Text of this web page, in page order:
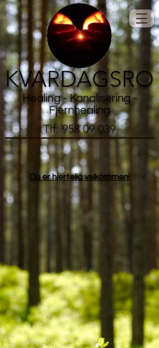
Tlf: 958 09 039
KVARDAGSRO
Healing - Kanalisering -
Fjernhealing
Du er hjertelig velkommen!